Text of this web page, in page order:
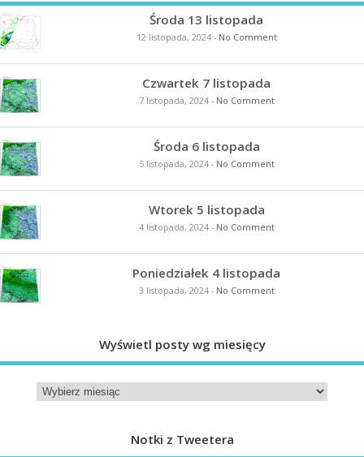
Środa 13 listopada
12 listopada, 2024- No Comment
Czwartek 7 listopada
7 listopada, 2024- No Comment
Środa 6 listopada
5 listopada, 2024- No Comment
Wtorek 5 listopada
4 listopada, 2024- No Comment
Poniedziałek 4 listopada
3 listopada, 2024- No Comment
Wyświetl posty wg miesięcy
Notki z Tweetera